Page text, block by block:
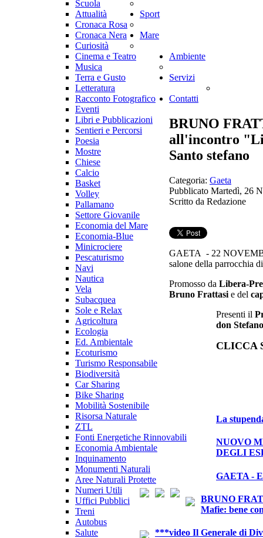
Cronaca Rosa
Cronaca Nera
Curiosità
Cinema e Teatro
Musica
Terra e Gusto
Letteratura
Racconto Fotografico
Eventi
Libri e Pubblicazioni
Sentieri e Percorsi
Poesia
Mostre
Chiese
Calcio
Basket
Volley
Pallamano
Settore Giovanile
Mare
Economia del Mare
Economia-Blue
Minicrociere
Pescaturismo
Navi
Nautica
Vela
Subacquea
Sole e Relax
Agricoltura
Ecologia
Ed. Ambientale
Ecoturismo
Turismo Responsabile
Biodiversità
Car Sharing
Bike Sharing
Mobilità Sostenibile
Risorsa Naturale
ZTL
Fonti Energetiche Rinnovabili
Economia Ambientale
Inquinamento
Monumenti Naturali
Aree Naturali Protette
Servizi
Numeri Utili
Uffici Pubblici
Treni
Autobus
Salute
Farmacie
Orario Messe
Contatti
BRUNO
all'incontro
Santo stefano
Categoria:Gaeta
Scritto da Redazione
GAETA - 22
Promosso daLibera-
Presenti il
CLICCA
NUOVO
GAETA -
BRUNO
***video Il Generale di